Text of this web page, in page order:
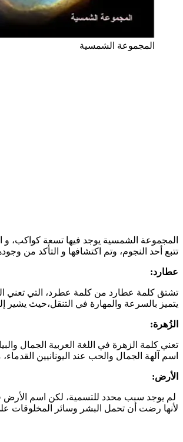
المجموعة الشمسية
المجموعة الشمسية يوجد فيها تسعة كواكب، و
تتبع أحد النجوم، وتم اكتشافها و التأكد من
عطارد:
يتميز بالسرعة والمهارة في التنقل،حيث
الزُهرة:
اسم آلهة الجمال والحب عند اليونانيين
الأرض:
لم يوجد سبب محدد للتسمية، لكن اسم الأرض
لأنها رضت أن تحمل البشر وسائر المخلوقات